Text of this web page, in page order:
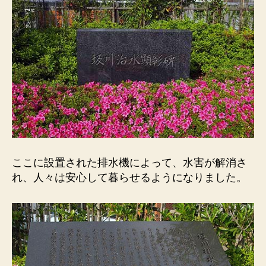
ここに設置された排水機によって、水害が解消さ
れ、人々は安心して暮らせるようになりました。